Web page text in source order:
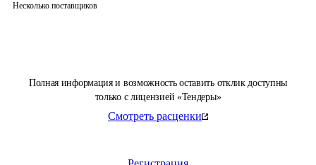
Полная информация и возможность оставить отклик доступны
только с лицензией «Тендеры»
Смотреть расценки
Несколько поставщиков